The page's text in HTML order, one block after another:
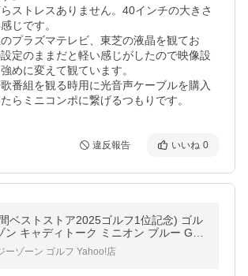
ストレスありません。40インチの大きさ
じです。
プラズマテレビ、東芝の液晶を観てお
定のままだと軽い感じがしたので映像設
めに変えて観ています。
番組を観る時用に光音声ケーブルを購入
らミニコンポに繋げるつもりです。
違反報告 いいね 0
ベストストア2025ゴルフ1位記念) ゴル
ン キャディトーク ミニオン ブルー GO
CaddyTalk Minion ゴルフ用レーザー
計 爆買
ーゾーン ゴルフ Yahoo!店